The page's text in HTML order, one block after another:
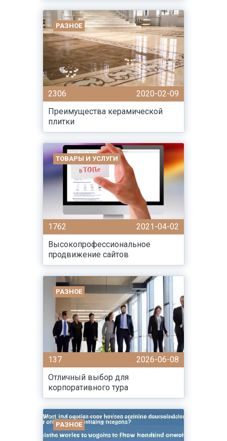
РАЗНОЕ
2306
2020-02-09
Преимущества керамической
плитки
ТОВАРЫ И УСЛУГИ
1762
2021-04-02
Высокопрофессиональное
продвижение сайтов
РАЗНОЕ
137
2026-06-08
Отличный выбор для
корпоративного тура
РАЗНОЕ